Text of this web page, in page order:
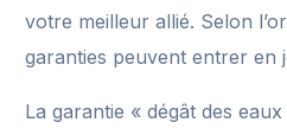
votre meilleur allié. Selon
garanties peuvent entrer en
La garantie « dégât des